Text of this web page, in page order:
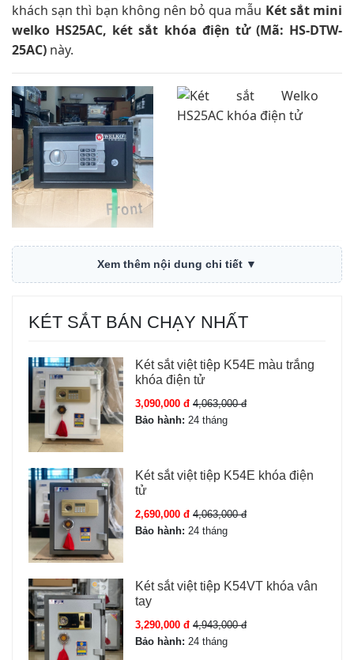
khách sạn thì bạn không nên bỏ qua mẫu Két sắt mini
welko HS25AC, két sắt khóa điện tử (Mã: HS-DTW-
25AC) này.
Thông số kỹ thuật Két sắt Welko
HS25AC khóa điện tử
Giá 2,190,000 đ
Thương hiệu
Két sắt Welko chính
Nhà sản xuất Welko
Trọng lượng 8 kg ± 5 kg
Kích thước ngoài
Mở két sắt Khóa cơ; Mã số điện tử
Báo động Có báo động
Xem thêm nội dung chi tiết ▼
KÉT SẮT BÁN CHẠY NHẤT
Két sắt việt tiệp K54E màu trắng
khóa điện tử
3,090,000 đ 4,063,000 đ
Bảo hành: 24 tháng
Két sắt việt tiệp K54E khóa điện
tử
2,690,000 đ 4,063,000 đ
Bảo hành: 24 tháng
Két sắt việt tiệp K54VT khóa vân
tay
3,290,000 đ 4,943,000 đ
Bảo hành: 24 tháng